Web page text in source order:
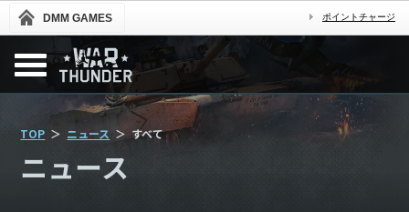
DMM GAMES ポイントチャージ
TOP ニュース すべて
ニュース